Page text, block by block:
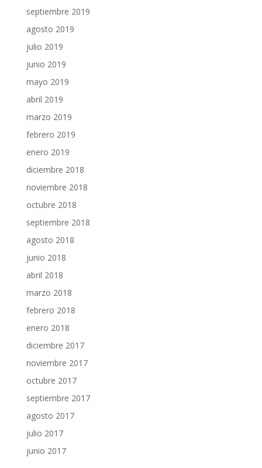
septiembre 2019
agosto 2019
julio 2019
junio 2019
mayo 2019
abril 2019
marzo 2019
febrero 2019
enero 2019
diciembre 2018
noviembre 2018
octubre 2018
septiembre 2018
agosto 2018
junio 2018
abril 2018
marzo 2018
febrero 2018
enero 2018
diciembre 2017
noviembre 2017
octubre 2017
septiembre 2017
agosto 2017
julio 2017
junio 2017